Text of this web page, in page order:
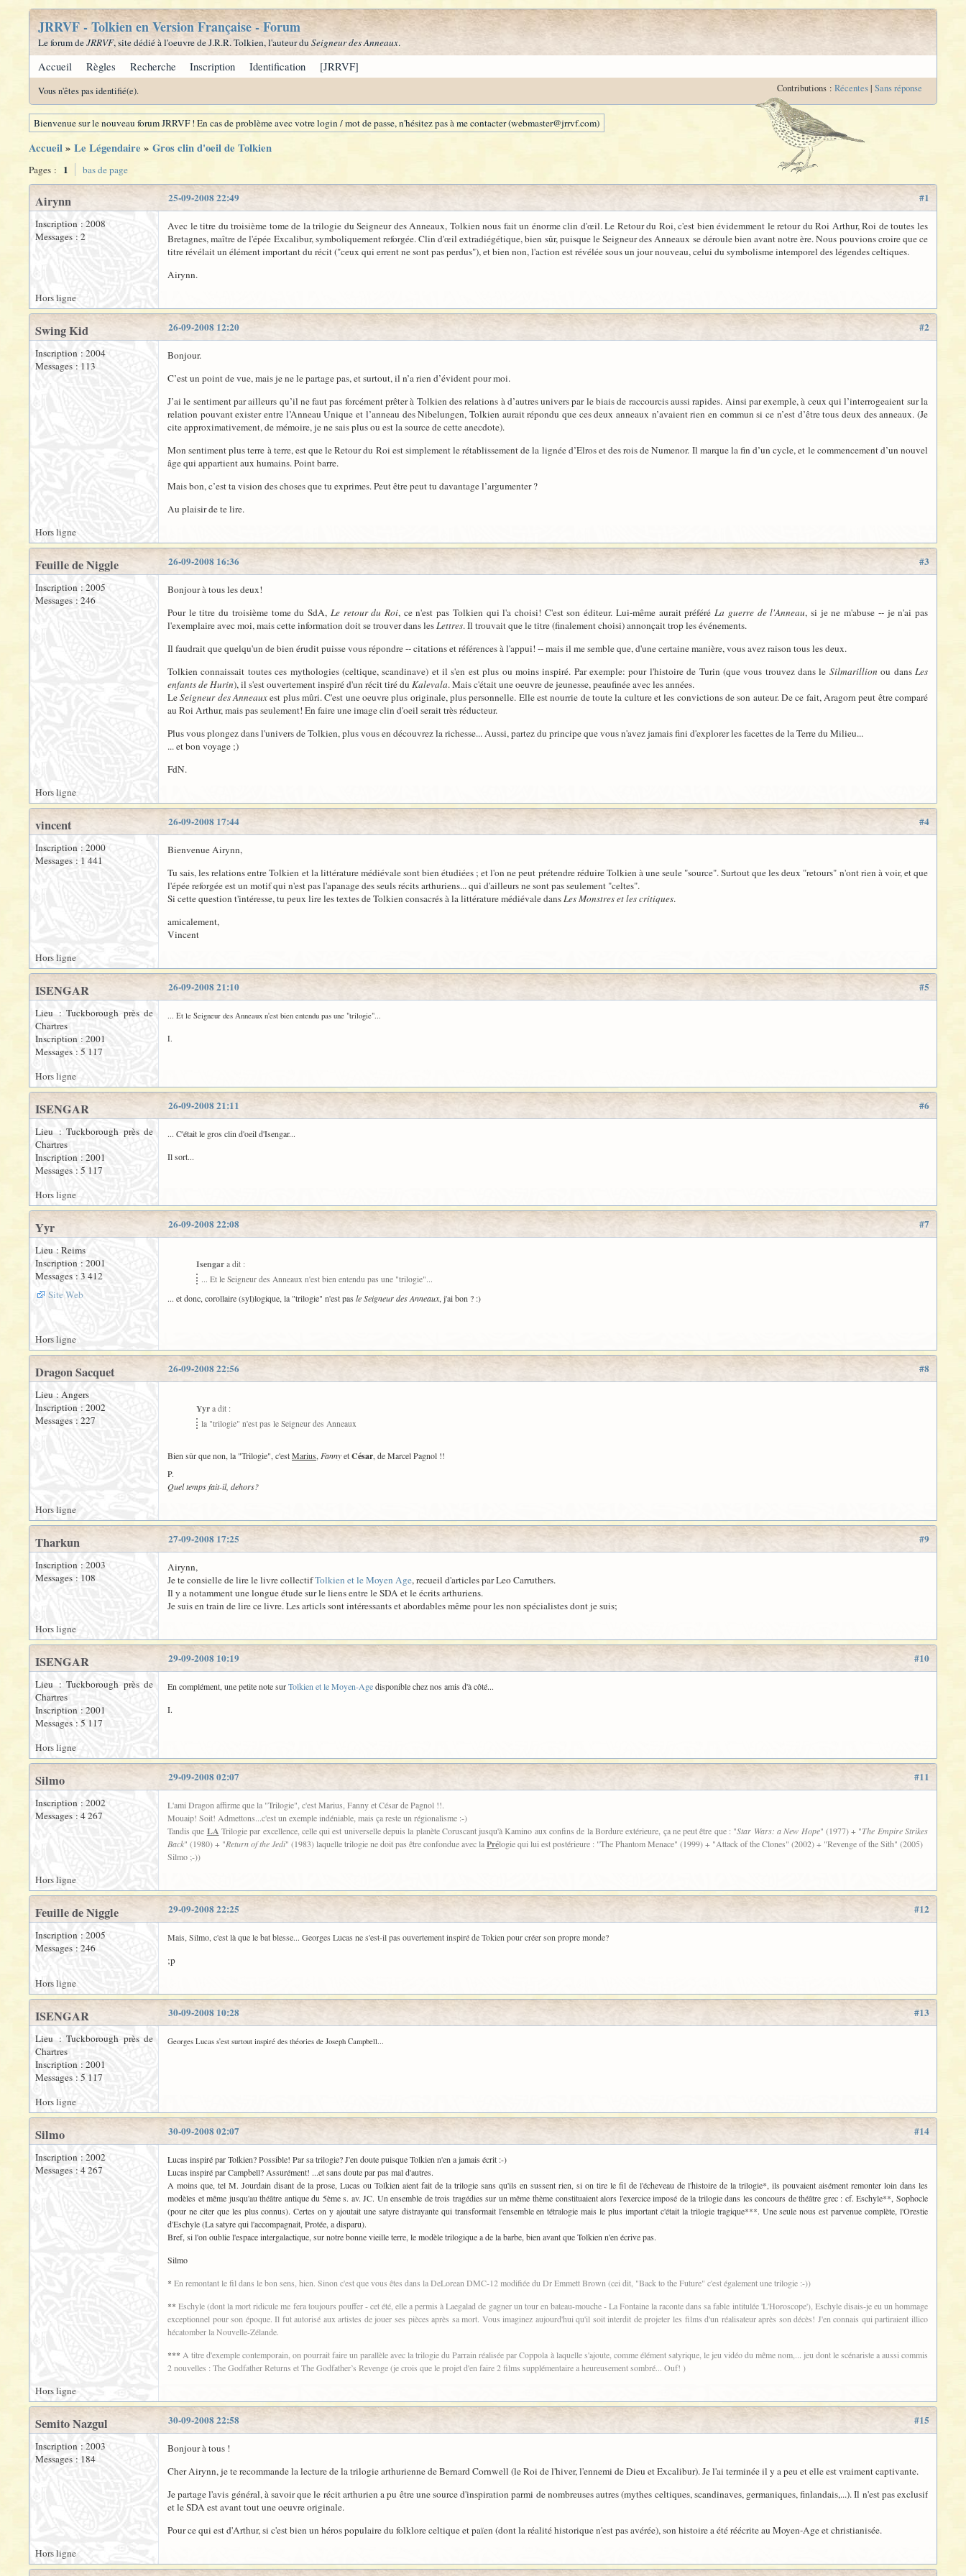
JRRVF - Tolkien en Version Française - Forum
Le forum deJRRVF, site dédié à l'oeuvre de J.R.R. Tolkien, l'auteur du Seigneur des Anneaux.
Accueil Règles Recherche Inscription Identification [JRRVF]
Vous n'êtes pas identifié(e). Contributions : Récentes| Sans réponse
Bienvenue sur le nouveau forum JRRVF ! En cas de problème avec votre login / mot de passe, n'hésitez pas à me contacter (webmaster@jrrvf.com)
Accueil» Le Légendaire » Gros clin d'oeil de Tolkien
Pages : 1 bas de page
#1
25-09-2008 22:49
Airynn
Inscription : 2008
Messages : 2
Avec le titre du troisième tome de la trilogie du Seigneur des Anneaux, Tolkien nous fait un énorme clin d'œil. Le Retour du Roi, c'est bien évidemment le retour du Roi Arthur, Roi de toutes les
Bretagnes, maître de l'épée Excalibur, symboliquement reforgée. Clin d'œil extradiégétique, bien sûr, puisque le Seigneur des Anneaux se déroule bien avant notre ère. Nous pouvions croire que ce
titre révélait un élément important du récit ("ceux qui errent ne sont pas perdus"), et bien non, l'action est révélée sous un jour nouveau, celui du symbolisme intemporel des légendes celtiques.
Airynn.
Hors ligne
#2
26-09-2008 12:20
Swing Kid
Inscription : 2004
Messages : 113
Bonjour.
C’est un point de vue, mais je ne le partage pas, et surtout, il n’a rien d’évident pour moi.
J’ai le sentiment par ailleurs qu’il ne faut pas forcément prêter à Tolkien des relations à d’autres univers par le biais de raccourcis aussi rapides. Ainsi par exemple, à ceux qui l’interrogeaient sur la
relation pouvant exister entre l’Anneau Unique et l’anneau des Nibelungen, Tolkien aurait répondu que ces deux anneaux n’avaient rien en commun si ce n’est d’être tous deux des anneaux. (Je
cite approximativement, de mémoire, je ne sais plus ou est la source de cette anecdote).
Mon sentiment plus terre à terre, est que le Retour du Roi est simplement le rétablissement de la lignée d’Elros et des rois de Numenor. Il marque la fin d’un cycle, et le commencement d’un nouvel
âge qui appartient aux humains. Point barre.
Mais bon, c’est ta vision des choses que tu exprimes. Peut être peut tu davantage l’argumenter ?
Au plaisir de te lire.
Hors ligne
#3
26-09-2008 16:36
Feuille de Niggle
Inscription : 2005
Messages : 246
Bonjour à tous les deux!
Pour le titre du troisième tome du SdA, Le retour du Roi, ce n'est pas Tolkien qui l'a choisi! C'est son éditeur. Lui-même aurait préféréLa guerre de l'Anneau, si je ne m'abuse -- je n'ai pas
l'exemplaire avec moi, mais cette information doit se trouver dans lesLettres. Il trouvait que le titre (finalement choisi) annonçait trop les événements.
Il faudrait que quelqu'un de bien érudit puisse vous répondre -- citations et références à l'appui! -- mais il me semble que, d'une certaine manière, vous avez raison tous les deux.
Tolkien connaissait toutes ces mythologies (celtique, scandinave) et il s'en est plus ou moins inspiré. Par exemple: pour l'histoire de Turin (que vous trouvez dans le Silmarillion ou dansLes
enfants de Hurin), il s'est ouvertement inspiré d'un récit tiré du Kalevala. Mais c'était une oeuvre de jeunesse, peaufinée avec les années.
LeSeigneur des Anneauxest plus mûri. C'est une oeuvre plus originale, plus personnelle. Elle est nourrie de toute la culture et les convictions de son auteur. De ce fait, Aragorn peut être comparé
au Roi Arthur, mais pas seulement! En faire une image clin d'oeil serait très réducteur.
Plus vous plongez dans l'univers de Tolkien, plus vous en découvrez la richesse... Aussi, partez du principe que vous n'avez jamais fini d'explorer les facettes de la Terre du Milieu...
... et bon voyage ;)
FdN.
Hors ligne
#4
26-09-2008 17:44
vincent
Inscription : 2000
Messages : 1 441
Bienvenue Airynn,
Tu sais, les relations entre Tolkien et la littérature médiévale sont bien étudiées ; et l'on ne peut prétendre réduire Tolkien à une seule "source". Surtout que les deux "retours" n'ont rien à voir, et que
l'épée reforgée est un motif qui n'est pas l'apanage des seuls récits arthuriens... qui d'ailleurs ne sont pas seulement "celtes".
Si cette question t'intéresse, tu peux lire les textes de Tolkien consacrés à la littérature médiévale dansLes Monstres et les critiques.
amicalement,
Vincent
Hors ligne
#5
26-09-2008 21:10
ISENGAR
Lieu : Tuckborough près de
Chartres
Inscription : 2001
Messages : 5 117
... Et le Seigneur des Anneaux n'est bien entendu pas une "trilogie"...
I.
Hors ligne
#6
26-09-2008 21:11
ISENGAR
Lieu : Tuckborough près de
Chartres
Inscription : 2001
Messages : 5 117
... C'était le gros clin d'oeil d'Isengar...
Il sort...
Hors ligne
#7
26-09-2008 22:08
Yyr
Lieu : Reims
Inscription : 2001
Messages : 3 412
Site Web
Isengara dit :
... Et le Seigneur des Anneaux n'est bien entendu pas une "trilogie"...
... et donc, corollaire (syl)logique, la "trilogie" n'est pas le Seigneur des Anneaux, j'ai bon ? :)
Hors ligne
#8
26-09-2008 22:56
Dragon Sacquet
Lieu : Angers
Inscription : 2002
Messages : 227
Yyra dit :
la "trilogie" n'est pas le Seigneur des Anneaux
Bien sûr que non, la "Trilogie", c'estMarius, FannyetCésar, de Marcel Pagnol !!
P.
Quel temps fait-il, dehors?
Hors ligne
#9
27-09-2008 17:25
Tharkun
Inscription : 2003
Messages : 108
Airynn,
Je te consielle de lire le livre collectifTolkien et le Moyen Age, recueil d'articles par Leo Carruthers.
Il y a notamment une longue étude sur le liens entre le SDA et le écrits arthuriens.
Je suis en train de lire ce livre. Les articls sont intéressants et abordables même pour les non spécialistes dont je suis;
Hors ligne
#10
29-09-2008 10:19
ISENGAR
Lieu : Tuckborough près de
Chartres
Inscription : 2001
Messages : 5 117
En complément, une petite note surTolkien et le Moyen-Agedisponible chez nos amis d'à côté...
I.
Hors ligne
#11
29-09-2008 02:07
Silmo
Inscription : 2002
Messages : 4 267
L'ami Dragon affirme que la "Trilogie", c'est Marius, Fanny et César de Pagnol !!.
Mouaip! Soit! Admettons...c'est un exemple indéniable, mais ça reste un régionalisme :-)
Tandis que LA Trilogie par excellence, celle qui est universelle depuis la planète Coruscant jusqu'à Kamino aux confins de la Bordure extérieure, ça ne peut être que : "Star Wars: a New Hope" (1977) + "The Empire Strikes
Back" (1980) + "Return of the Jedi" (1983) laquelle trilogie ne doit pas être confondue avec laPrélogie qui lui est postérieure : "The Phantom Menace" (1999) + "Attack of the Clones" (2002) + "Revenge of the Sith" (2005)
Silmo ;-))
Hors ligne
#12
29-09-2008 22:25
Feuille de Niggle
Inscription : 2005
Messages : 246
Mais, Silmo, c'est là que le bat blesse... Georges Lucas ne s'est-il pas ouvertement inspiré de Tokien pour créer son propre monde?
;p
Hors ligne
#13
30-09-2008 10:28
ISENGAR
Lieu : Tuckborough près de
Chartres
Inscription : 2001
Messages : 5 117
Georges Lucas s'est surtout inspiré des théories de Joseph Campbell...
Hors ligne
#14
30-09-2008 02:07
Silmo
Inscription : 2002
Messages : 4 267
Lucas inspiré par Tolkien? Possible! Par sa trilogie? J'en doute puisque Tolkien n'en a jamais écrit :-)
Lucas inspiré par Campbell? Assurément! ...et sans doute par pas mal d'autres.
A moins que, tel M. Jourdain disant de la prose, Lucas ou Tolkien aient fait de la trilogie sans qu'ils en sussent rien, si on tire le fil de l'écheveau de l'histoire de la trilogie*, ils pouvaient aisément remonter loin dans les
modèles et même jusqu'au théâtre antique du 5ème s. av. JC. Un ensemble de trois tragédies sur un même thème constituaient alors l'exercice imposé de la trilogie dans les concours de théâtre grec : cf. Eschyle**, Sophocle
(pour ne citer que les plus connus). Certes on y ajoutait une satyre distrayante qui transformait l'ensemble en tétralogie mais le plus important c'était la trilogie tragique***. Une seule nous est parvenue complète, l'Orestie
d'Eschyle (La satyre qui l'accompagnait, Protée, a disparu).
Bref, si l'on oublie l'espace intergalactique, sur notre bonne vieille terre, le modèle trilogique a de la barbe, bien avant que Tolkien n'en écrive pas.
Silmo
* En remontant le fil dans le bon sens, hien. Sinon c'est que vous êtes dans la DeLorean DMC-12 modifiée du Dr Emmett Brown (cei dit, "Back to the Future" c'est également une trilogie :-))
**Eschyle (dont la mort ridicule me fera toujours pouffer - cet été, elle a permis à Laegalad de gagner un tour en bateau-mouche - La Fontaine la raconte dans sa fable intitulée 'L'Horoscope'), Eschyle disais-je eu un hommage
exceptionnel pour son époque. Il fut autorisé aux artistes de jouer ses pièces après sa mort. Vous imaginez aujourd'hui qu'il soit interdit de projeter les films d'un réalisateur après son décès! J'en connais qui partiraient illico
hécatomber la Nouvelle-Zélande.
*** A titre d'exemple contemporain, on pourrait faire un parallèle avec la trilogie du Parrain réalisée par Coppola à laquelle s'ajoute, comme élément satyrique, le jeu vidéo du même nom,... jeu dont le scénariste a aussi commis
2 nouvelles : The Godfather Returns et The Godfather’s Revenge (je crois que le projet d'en faire 2 films supplémentaire a heureusement sombré... Ouf! )
Hors ligne
#15
30-09-2008 22:58
Semito Nazgul
Inscription : 2003
Messages : 184
Bonjour à tous !
Cher Airynn, je te recommande la lecture de la trilogie arthurienne de Bernard Cornwell (le Roi de l'hiver, l'ennemi de Dieu et Excalibur). Je l'ai terminée il y a peu et elle est vraiment captivante.
Je partage l'avis général, à savoir que le récit arthurien a pu être une source d'inspiration parmi de nombreuses autres (mythes celtiques, scandinaves, germaniques, finlandais,...). Il n'est pas exclusif
et le SDA est avant tout une oeuvre originale.
Pour ce qui est d'Arthur, si c'est bien un héros populaire du folklore celtique et païen (dont la réalité historique n'est pas avérée), son histoire a été réécrite au Moyen-Age et christianisée.
Hors ligne